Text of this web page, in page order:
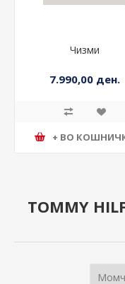
Чизми
7.990,00 ден.
+ ВО
TOMMY